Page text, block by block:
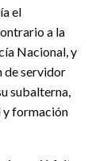
el
a la
Nacional, y
de servidor
subalterna,
y formación